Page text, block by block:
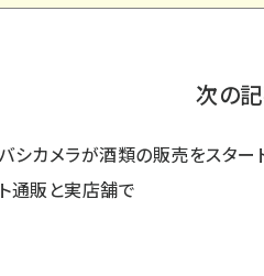
次の
シカメラが酒類の販売をスタート
通販と実店舗で